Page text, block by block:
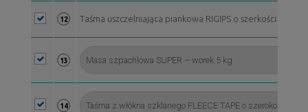
12 Taśma uszczelniająca piankowa RIGIPS o szerkości 70
13
14